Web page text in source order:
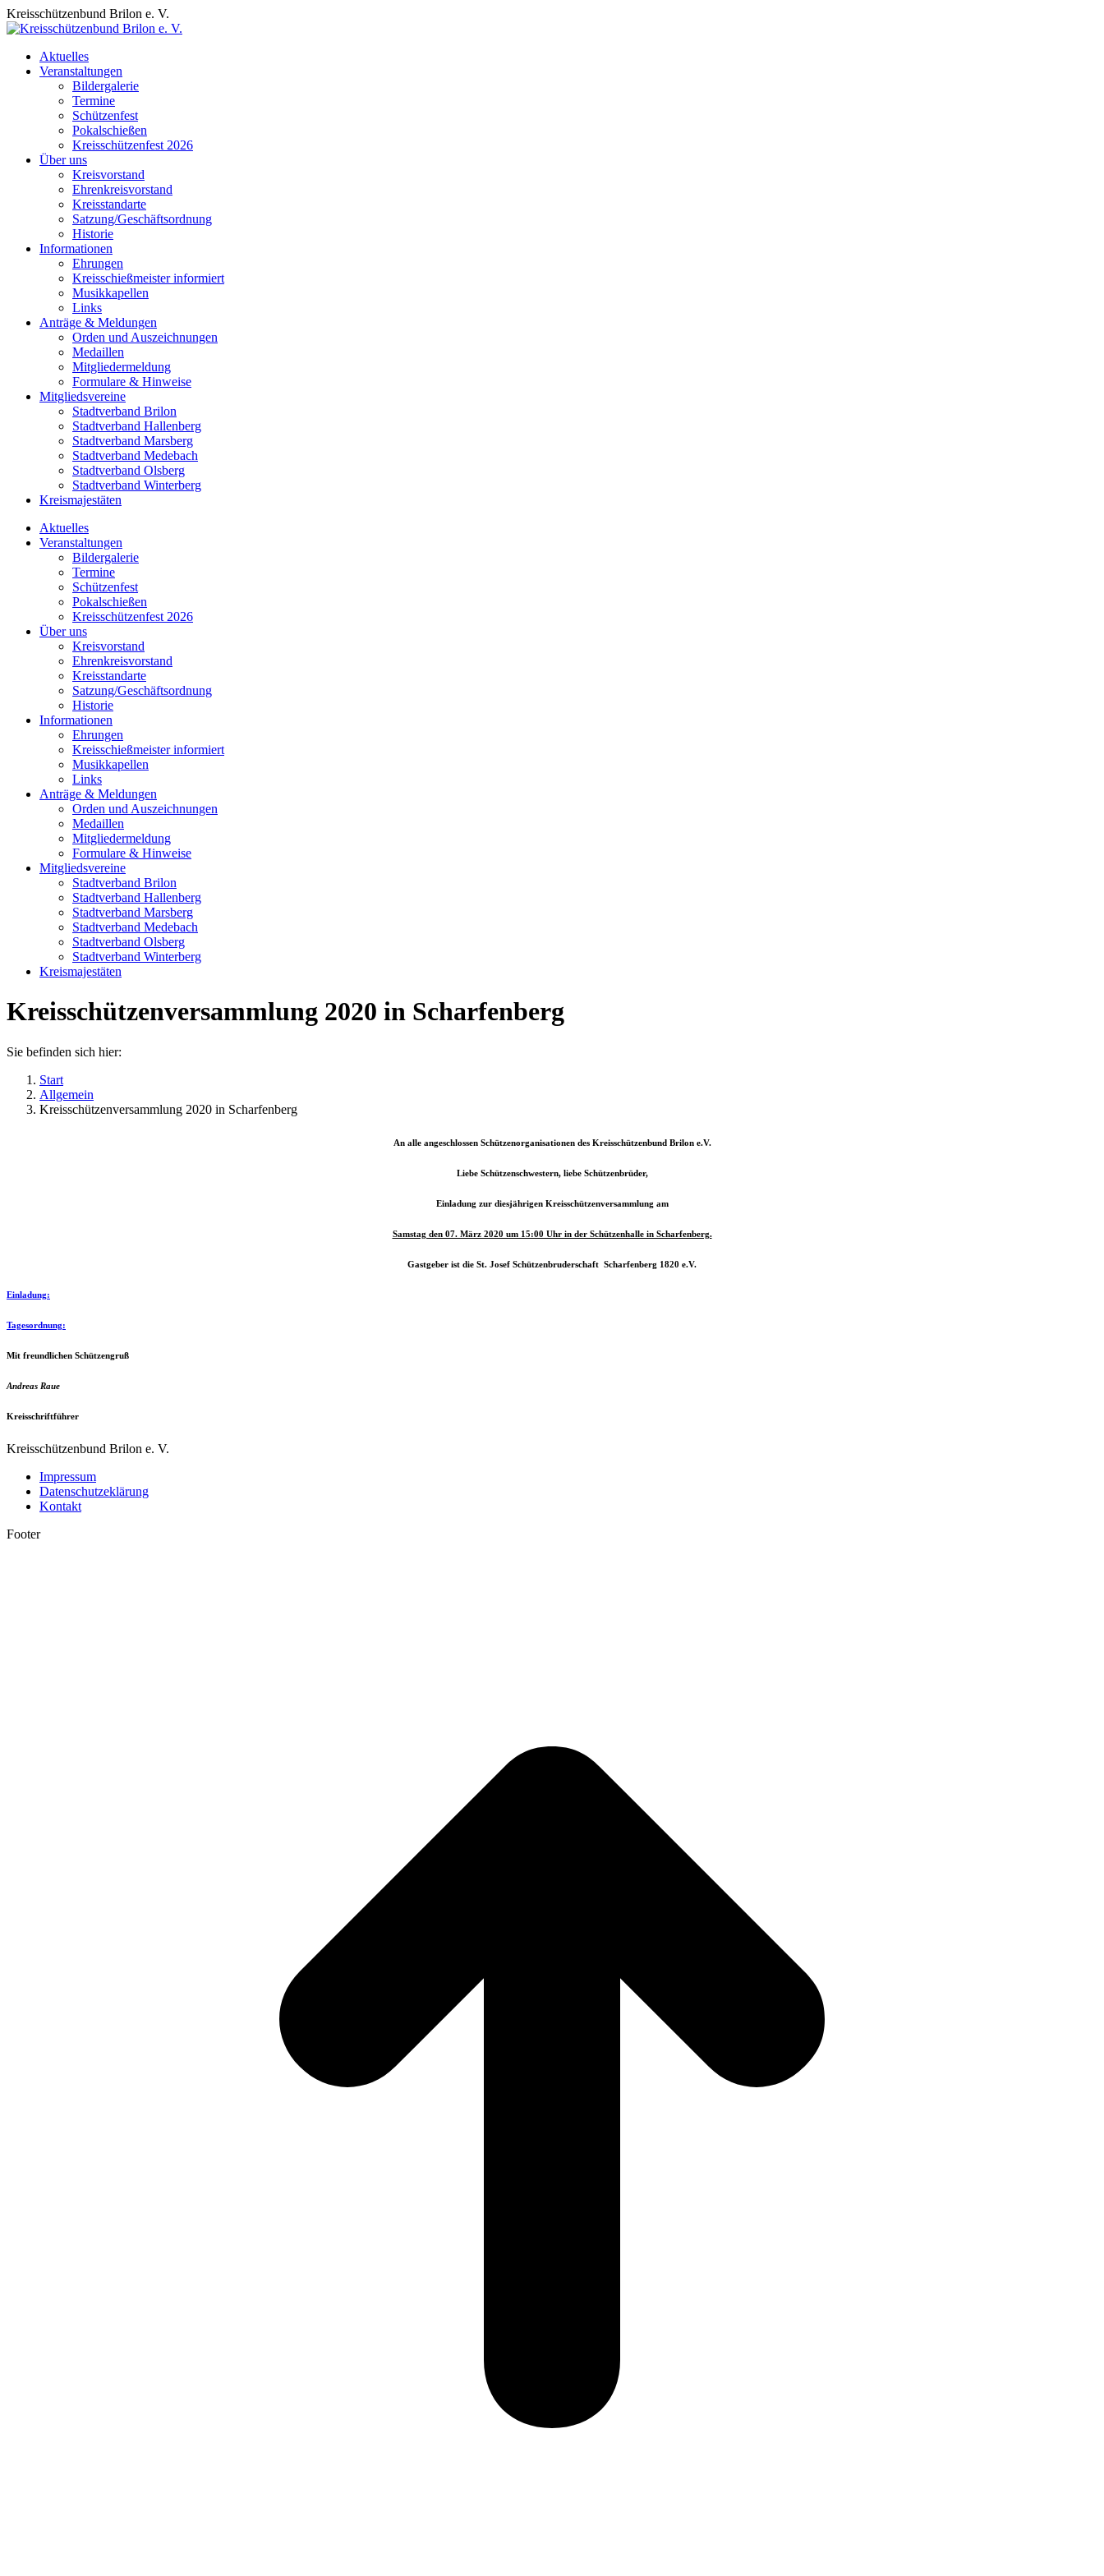
Zum
Inhalt
Kreisschützenbund Brilon e. V.
Aktuelles
Veranstaltungen
Bildergalerie
Termine
Schützenfest
Pokalschießen
Kreisschützenfest 2026
Über uns
Kreisvorstand
Ehrenkreisvorstand
Kreisstandarte
Satzung/Geschäftsordnung
Historie
Informationen
Ehrungen
Kreisschießmeister informiert
Musikkapellen
Links
Anträge & Meldungen
Orden und Auszeichnungen
Medaillen
Mitgliedermeldung
Formulare & Hinweise
Mitgliedsvereine
Stadtverband Brilon
Stadtverband Hallenberg
Stadtverband Marsberg
Stadtverband Medebach
Stadtverband Olsberg
Stadtverband Winterberg
Kreismajestäten
Aktuelles
Veranstaltungen
Bildergalerie
Termine
Schützenfest
Pokalschießen
Kreisschützenfest 2026
Über uns
Kreisvorstand
Ehrenkreisvorstand
Kreisstandarte
Satzung/Geschäftsordnung
Historie
Informationen
Ehrungen
Kreisschießmeister informiert
Musikkapellen
Links
Anträge & Meldungen
Orden und Auszeichnungen
Medaillen
Mitgliedermeldung
Formulare & Hinweise
Mitgliedsvereine
Stadtverband Brilon
Stadtverband Hallenberg
Stadtverband Marsberg
Stadtverband Medebach
Stadtverband Olsberg
Stadtverband Winterberg
Kreismajestäten
Kreisschützenversammlung 2020 in Scharfenberg
Sie befinden sich hier:
Start
Allgemein
Kreisschützenversammlung 2020 in Scharfenberg
An alle angeschlossen Schützenorganisationen des Kreisschützenbund Brilon e.V.
Liebe Schützenschwestern, liebe Schützenbrüder,
Einladung zur diesjährigen Kreisschützenversammlung am
Samstag den 07. März 2020 um 15:00 Uhr in der Schützenhalle in Scharfenberg.
Gastgeber ist die St. Josef Schützenbruderschaft Scharfenberg 1820 e.V.
Einladung:
Tagesordnung:
Mit freundlichen Schützengruß
Andreas Raue
Kreisschriftführer
Kreisschützenbund Brilon e. V.
Impressum
Datenschutzeklärung
Kontakt
Footer